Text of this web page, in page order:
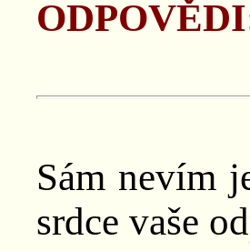
Sám nevím
srdce vaše